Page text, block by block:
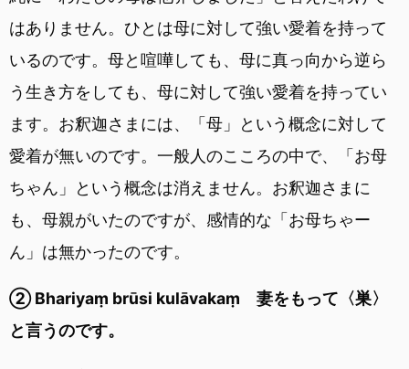
はありません。ひとは母に対して強い愛着を持って
いるのです。母と喧嘩しても、母に真っ向から逆ら
う生き方をしても、母に対して強い愛着を持ってい
ます。お釈迦さまには、「母」という概念に対して
愛着が無いのです。一般人のこころの中で、「お母
ちゃん」という概念は消えません。お釈迦さまに
も、母親がいたのですが、感情的な「お母ちゃー
ん」は無かったのです。
② Bhariyaṃ brūsi kulāvakaṃ 妻をもって〈巣〉
と言うのです。